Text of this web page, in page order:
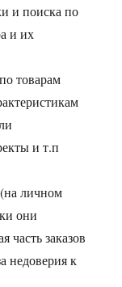
и поиска по
и их
товарам
и т.п
личном
они
часть заказов
недоверия к